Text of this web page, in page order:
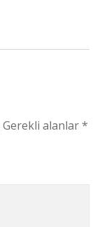
Gerekli alanlar*